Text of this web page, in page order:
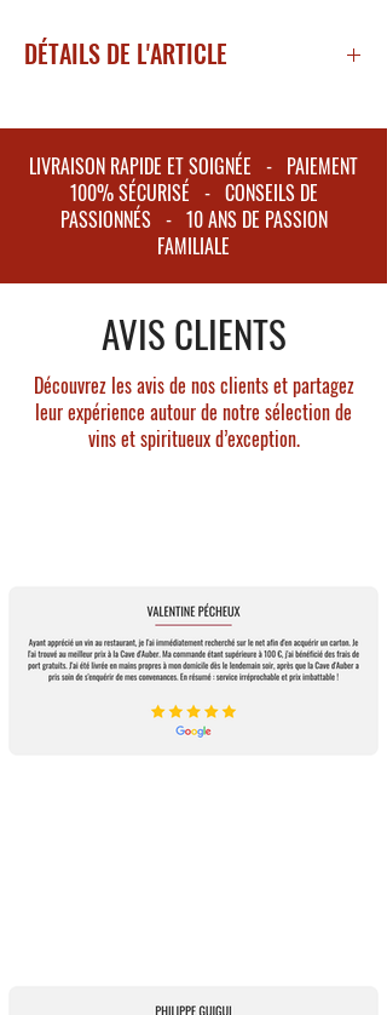
DÉTAILS DE L'ARTICLE
Appelation : Margaux
Degré d'alcool : 13,5%
Encépagement global : Cabernet Sauvignon
(75%), Merlot (20%), Petit Verdot (5%)
Production moyenne annuelle : 100 000
bouteilles
LIVRAISON RAPIDE ET SOIGNÉE - PAIEMENT
100% SÉCURISÉ - CONSEILS DE
PASSIONNÉS - 10 ANS DE PASSION
FAMILIALE
AVIS CLIENTS
Découvrez les avis de nos clients et partagez
leur expérience autour de notre sélection de
vins et spiritueux d’exception.